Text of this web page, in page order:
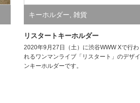
キーホルダー 雑貨
リスタートキーホルダー
2020年9月27日（土）に渋谷WWW Xで行わ
れるワンマンライブ「リスタート」のデザイ
ンキーホルダーです。